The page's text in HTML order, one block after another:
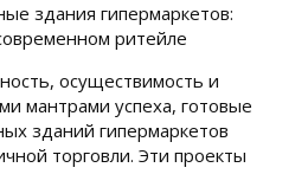
здания гипермаркетов:
ритейле
осуществимость и
мантрами успеха, готовые
зданий гипермаркетов
торговли. Эти проекты